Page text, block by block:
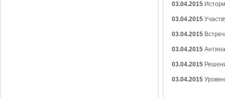
03.04.2015
03.04.2015
03.04.2015
03.04.2015
03.04.2015
03.04.2015